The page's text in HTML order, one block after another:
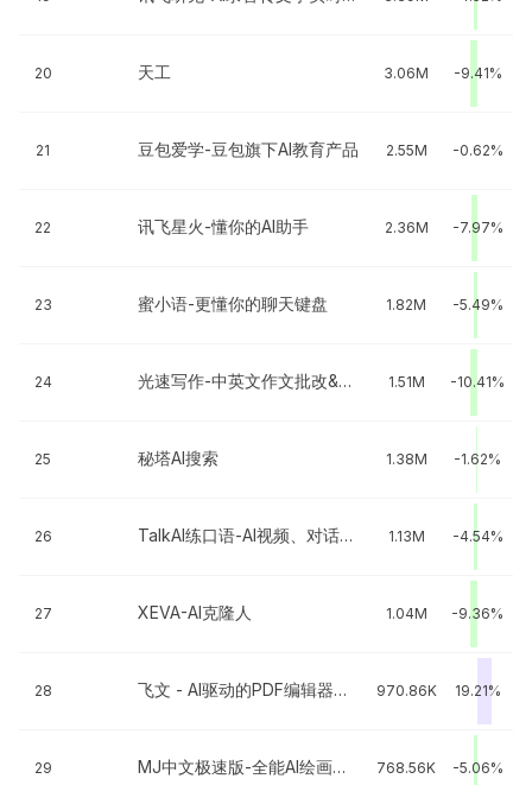
20 天工 3.06M -9.41%
21 豆包爱学-豆包旗下AI教育产品 2.55M -0.62%
22 讯飞星火-懂你的AI助手 2.36M -7.97%
23 蜜小语-更懂你的聊天键盘 1.82M -5.49%
24 光速写作-中英文作文批改&AI写作 1.51M -10.41%
25 秘塔AI搜索 1.38M -1.62%
26 TalkAI练口语-AI视频、对话背单词 1.13M -4.54%
27 XEVA-AI克隆人 1.04M -9.36%
28 飞文 - AI驱动的PDF编辑器和转换器 970.86K 19.21%
29 MJ中文极速版-全能AI绘画创作工具 768.56K -5.06%